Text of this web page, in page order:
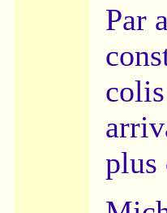
Par
plus